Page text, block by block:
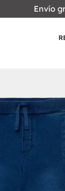
Envío